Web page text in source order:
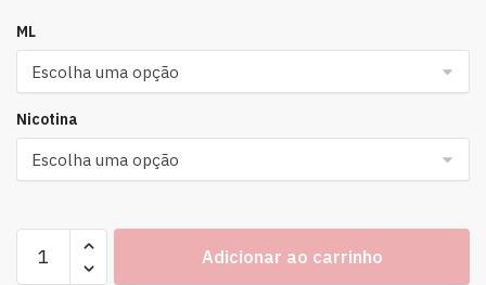
ML
Nicotina
Adicionar ao carrinho